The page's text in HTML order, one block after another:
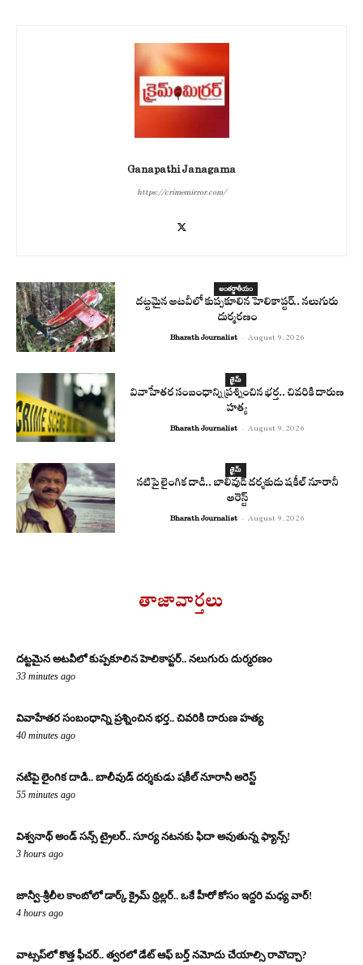
Ganapathi Janagama
https://crimemirror.com/
అంతర్జాతీయం
దట్టమైన అటవీలో కుప్పకూలిన హెలికాప్టర్.. నలుగురు
దుర్మరణం
Bharath Journalist - August 9, 2026
క్రైమ్
వివాహేతర సంబంధాన్ని ప్రశ్నించిన భర్త.. చివరికి దారుణ
హత్య
Bharath Journalist - August 9, 2026
క్రైమ్
నటిపై లైంగిక దాడి.. బాలీవుడ్ దర్శకుడు షకీల్ నూరానీ
అరెస్ట్
Bharath Journalist - August 9, 2026
తాజావార్తలు
దట్టమైన అటవీలో కుప్పకూలిన హెలికాప్టర్.. నలుగురు దుర్మరణం
33 minutes ago
వివాహేతర సంబంధాన్ని ప్రశ్నించిన భర్త.. చివరికి దారుణ హత్య
40 minutes ago
నటిపై లైంగిక దాడి.. బాలీవుడ్ దర్శకుడు షకీల్ నూరానీ అరెస్ట్
55 minutes ago
విశ్వనాథ్ అండ్ సన్స్ ట్రైలర్.. సూర్య నటనకు ఫిదా అవుతున్న ఫ్యాన్స్!
3 hours ago
జాన్వీ-శ్రీలీల కాంబోలో డార్క్ క్రైమ్ థ్రిల్లర్.. ఒకే హీరో కోసం ఇద్దరి మధ్య వార్!
4 hours ago
వాట్సప్‌లో కొత్త ఫీచర్.. త్వరలో డేట్ ఆఫ్ బర్త్ నమోదు చేయాల్సి రావొచ్చా?